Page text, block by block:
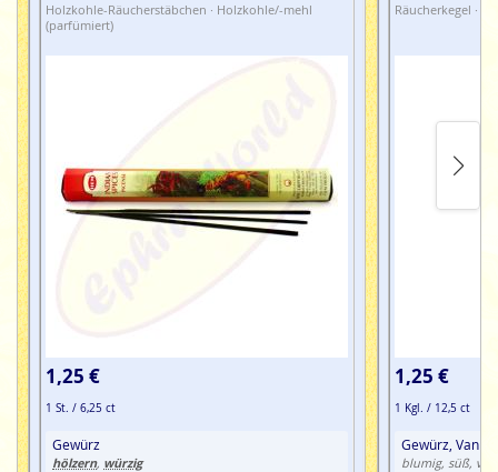
Holzkohle-Räucherstäbchen · Holzkohle/-mehl
(parfümiert)
1,25 €
1 St. / 6,25 ct
Gewürz
hölzern, würzig
Räucherkegel ·
1,25 €
1 Kgl. / 12,5 ct
Gewürz, Vanille
blumig, süß,